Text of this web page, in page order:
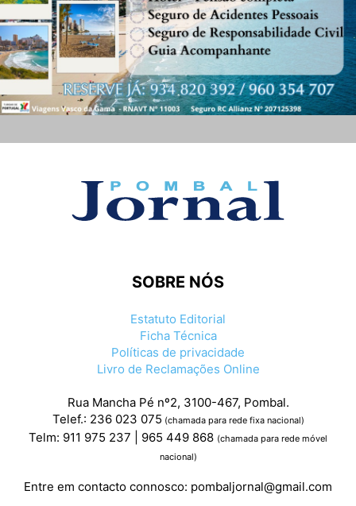
SOBRE NÓS
Estatuto Editorial
Ficha Técnica
Políticas de privacidade
Livro de Reclamações Online
Rua Mancha Pé nº2, 3100-467, Pombal.
Telef.: 236 023 075 (chamada para rede fixa nacional)
Telm: 911 975 237 | 965 449 868 (chamada para rede móvel
nacional)
Entre em contacto connosco: pombaljornal@gmail.com